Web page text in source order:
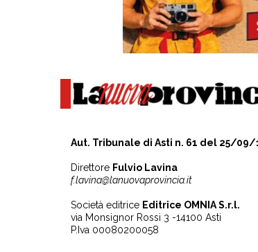
Aut. Tribunale di Asti n. 61 del 25/09/
Direttore Fulvio Lavina
f.lavina@lanuovaprovincia.it
Società editrice Editrice OMNIA S.r.l.
via Monsignor Rossi 3 -14100 Asti
P.Iva 00080200058